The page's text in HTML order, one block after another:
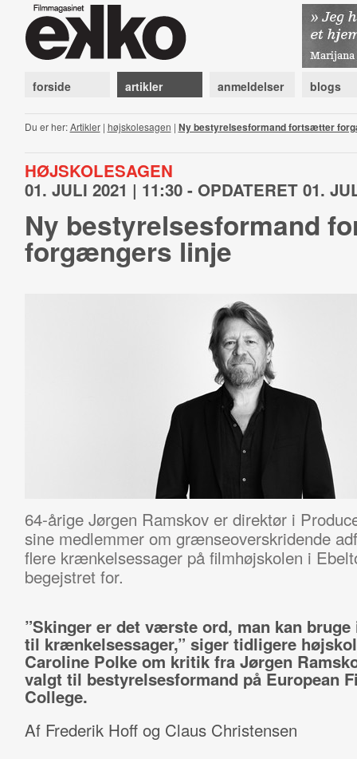
forside artikler anmeldelser blogs
Du er her:Artikler| højskolesagen | Ny bestyrelsesformand fortsætter
HØJSKOLESAGEN
01. JULI 2021 | 11:30 - OPDATERET 01.
Ny bestyrelsesformand
forgængers linje
64-årige Jørgen Ramskov er direktør i
sine medlemmer om grænseoverskridende
flere krænkelsessager på filmhøjskolen i
begejstret for.
”Skinger er det værste ord, man kan
til krænkelsessager,” siger tidligere
Caroline Polke om kritik fra Jørgen
valgt til bestyrelsesformand på European
College.
Af Frederik Hoff og Claus Christensen